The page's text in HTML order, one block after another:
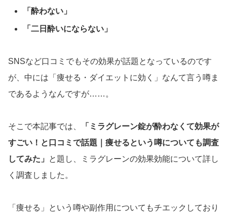
「酔わない」
「二日酔いにならない」
SNSなど口コミでもその効果が話題となっているのです
が、中には「痩せる・ダイエットに効く」なんて言う噂ま
であるようなんですが……。
そこで本記事では、
「ミラグレーン錠が酔わなくて効果が
すごい！と口コミで話題｜痩せるという噂についても調査
してみた」
と題し、ミラグレーンの効果効能について詳し
く調査しました。
「痩せる」という噂や副作用についてもチエックしており